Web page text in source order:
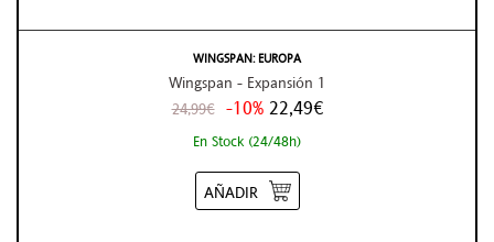
WINGSPAN: EUROPA
Wingspan - Expansión 1
24,99€ -10% 22,49€
En Stock (24/48h)
AÑADIR